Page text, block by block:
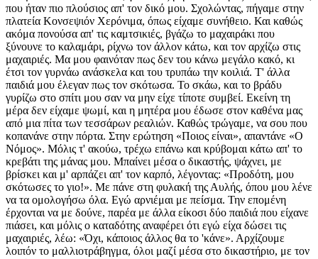
που ήταν πιο πλούσιος απ' τον δικό μου. Σχολώντας, πήγαμε στην
πλατεία Κονσεψιόν Χερόνιμα, όπως είχαμε συνήθειο. Και καθώς
ακόμα πονούσα απ' τις καμτσικιές, βγάζω το μαχαιράκι που
ξύνουνε το καλαμάρι, ρίχνω τον άλλον κάτω, και τον αρχίζω στις
μαχαιριές. Μα μου φαινόταν πως δεν του κάνω μεγάλο κακό, κι
έτσι τον γυρνάω ανάσκελα και του τρυπάω την κοιλιά. Τ' άλλα
παιδιά μου έλεγαν πως τον σκότωσα. Το σκάω, και το βράδυ
γυρίζω στο σπίτι μου σαν να μην είχε τίποτε συμβεί. Εκείνη τη
μέρα δεν είχαμε ψωμί, και η μητέρα μου έδωσε στον καθένα μας
από μια πίτα των τεσσάρων ρεαλιών. Καθώς τρώγαμε, να σου που
κοπανάνε στην πόρτα. Στην ερώτηση «Ποιος είναι», απαντάνε «Ο
Νόμος». Μόλις τ' ακούω, τρέχω επάνω και κρύβομαι κάτω απ' το
κρεβάτι της μάνας μου. Μπαίνει μέσα ο δικαστής, ψάχνει, με
βρίσκει και μ' αρπάζει απ' τον καρπό, λέγοντας: «Προδότη, μου
σκότωσες το γιο!». Με πάνε στη φυλακή της Αυλής, όπου μου λένε
να τα ομολογήσω όλα. Εγώ αρνιέμαι με πείσμα. Την επομένη
έρχονται να με δούνε, παρέα με άλλα είκοσι δύο παιδιά που είχανε
πιάσει, και μόλις ο καταδότης αναφέρει ότι εγώ είχα δώσει τις
μαχαιριές, λέω: «Όχι, κάποιος άλλος θα το 'κάνε». Αρχίζουμε
λοιπόν το μαλλιοτράβηγμα, όλοι μαζί μέσα στο δικαστήριο, με τον